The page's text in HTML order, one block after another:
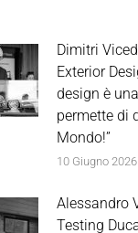
Dimitri
Exterior
design è
permette di
Mondo!”
10 Giugno 2026
Alessandro
Testing